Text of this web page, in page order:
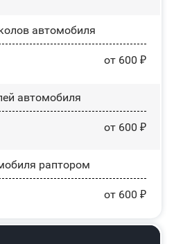
автомобиля
от 600 ₽
автомобиля
от 600 ₽
раптором
от 600 ₽